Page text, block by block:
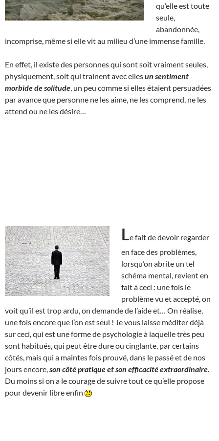
qu’elle est toute
seule,
abandonnée,
incomprise, même si elle vit au milieu d’une immense famille.
En effet, il existe des personnes qui sont soit vraiment seules,
physiquement, soit qui trainent avec ellesun sentiment
morbide de solitude , un peu comme si elles étaient persuadées
par avance que personne ne les aime, ne les comprend, ne les
attend ou ne les désire…
Le fait de devoir regarder
en face des problèmes,
lorsqu’on abrite un tel
schéma mental, revient en
fait à ceci : une fois le
problème vu et accepté, on
voit qu’il est trop ardu, on demande de l’aide et… On réalise,
une fois encore que l’on est seul ! Je vous laisse méditer déjà
sur ceci, qui est une forme de psychologie à laquelle très peu
sont habitués, qui peut être dure ou cinglante, par certains
côtés, mais qui a maintes fois prouvé, dans le passé et de nos
jours encore, son côté pratique et son efficacité extraordinaire
Du moins si on a le courage de suivre tout ce qu’elle propose
pour devenir libre enfin